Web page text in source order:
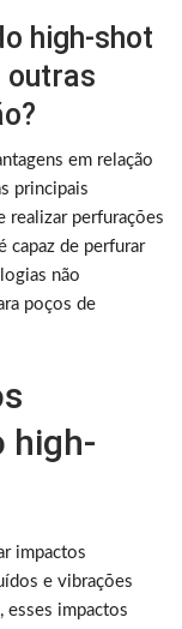
high-shot
outras
em relação
principais
realizar perfurações
capaz de perfurar
não
poços de
high-
impactos
e vibrações
esses impactos